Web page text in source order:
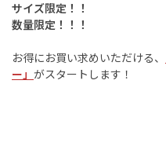
サイズ限定！！
数量限定！！！
お得にお買い求めいただける、
ー」 がスタートします！